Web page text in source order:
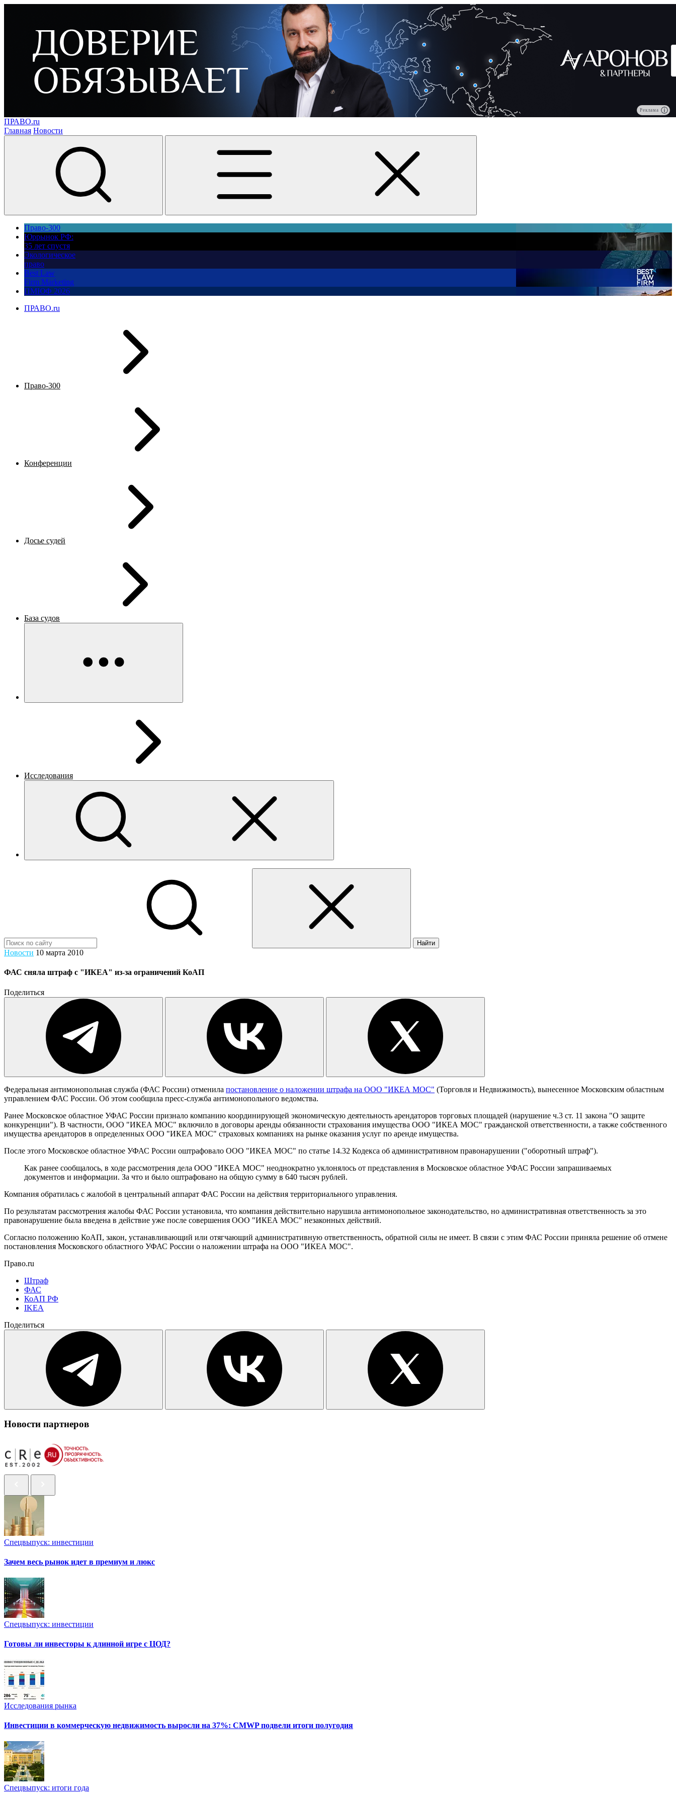
Реклама
ПРАВО.ru
Главная Новости
Право-300
Юррынок РФ:
35 лет спустя
Экологическое
право
Best Law
Firm Marketing
ПМЮФ 2026
ПРАВО.ru
Право-300
Конференции
Досье судей
База судов
Исследования
Найти
Новости 10 марта 2010
ФАС сняла штраф с "ИКЕА" из-за ограничений КоАП
Поделиться
Федеральная антимонопольная служба (ФАС России) отменила постановление о наложении штрафа на ООО "ИКЕА МОС" (Торговля и Недвижимость), вынесенное Московским областным
управлением ФАС России. Об этом сообщила пресс-служба антимонопольного ведомства.
Ранее Московское областное УФАС России признало компанию координирующей экономическую деятельность арендаторов торговых площадей (нарушение ч.3 ст. 11 закона "О защите
конкуренции"). В частности, ООО "ИКЕА МОС" включило в договоры аренды обязанности страхования имущества ООО "ИКЕА МОС" гражданской ответственности, а также собственного
имущества арендаторов в определенных ООО "ИКЕА МОС" страховых компаниях на рынке оказания услуг по аренде имущества.
После этого Московское областное УФАС России оштрафовало ООО "ИКЕА МОС" по статье 14.32 Кодекса об административном правонарушении ("оборотный штраф").
Как ранее сообщалось, в ходе рассмотрения дела ООО "ИКЕА МОС" неоднократно уклонялось от представления в Московское областное УФАС России запрашиваемых
документов и информации. За что и было оштрафовано на общую сумму в 640 тысяч рублей.
Компания обратилась с жалобой в центральный аппарат ФАС России на действия территориального управления.
По результатам рассмотрения жалобы ФАС России установила, что компания действительно нарушила антимонопольное законодательство, но административная ответственность за это
правонарушение была введена в действие уже после совершения ООО "ИКЕА МОС" незаконных действий.
Согласно положению КоАП, закон, устанавливающий или отягчающий административную ответственность, обратной силы не имеет. В связи с этим ФАС России приняла решение об отмене
постановления Московского областного УФАС России о наложении штрафа на ООО "ИКЕА МОС".
Право.ru
Штраф
ФАС
КоАП РФ
IKEA
Поделиться
Новости партнеров
Спецвыпуск: инвестиции
Зачем весь рынок идет в премиум и люкс
Спецвыпуск: инвестиции
Готовы ли инвесторы к длинной игре с ЦОД?
Исследования рынка
Инвестиции в коммерческую недвижимость выросли на 37%: CMWP подвели итоги полугодия
Спецвыпуск: итоги года